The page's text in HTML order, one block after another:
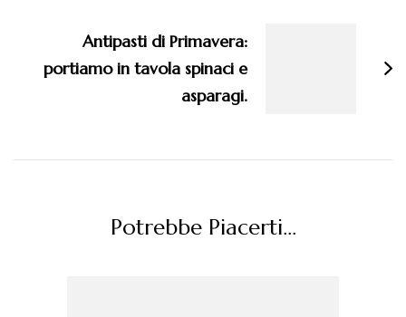
Antipasti di Primavera:
portiamo in tavola spinaci e
asparagi.
Potrebbe Piacerti...